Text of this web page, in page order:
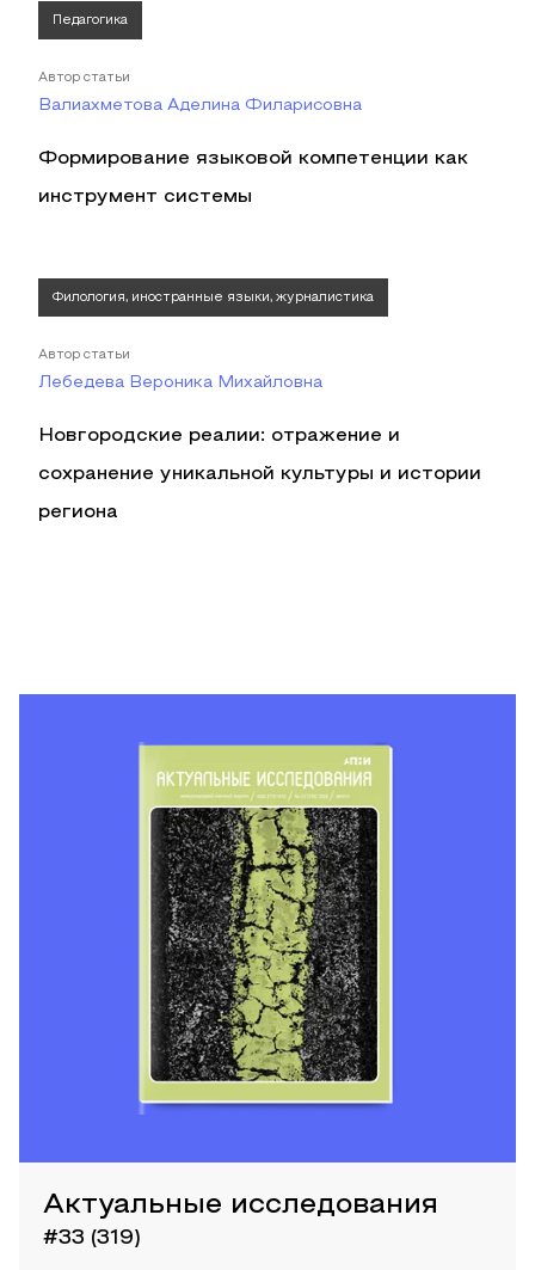
Педагогика
Автор статьи
Валиахметова Аделина Филарисовна
Формирование языковой компетенции как
инструмент системы
Филология, иностранные языки, журналистика
Автор статьи
Лебедева Вероника Михайловна
Новгородские реалии: отражение и
сохранение уникальной культуры и истории
региона
Актуальные исследования
#33 (319)